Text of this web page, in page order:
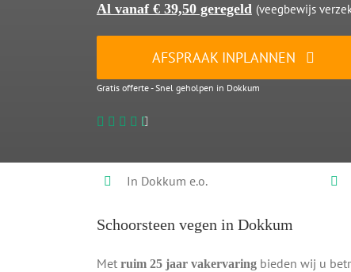
Al vanaf € 39,50 geregeld (veegbewijs
AFSPRAAK INPLANNEN
Gratis offerte - Snel geholpen in Dokkum
In Dokkum e.o.
Schoorsteen vegen in Dokkum
Met ruim 25 jaar vakervaringbieden wij u